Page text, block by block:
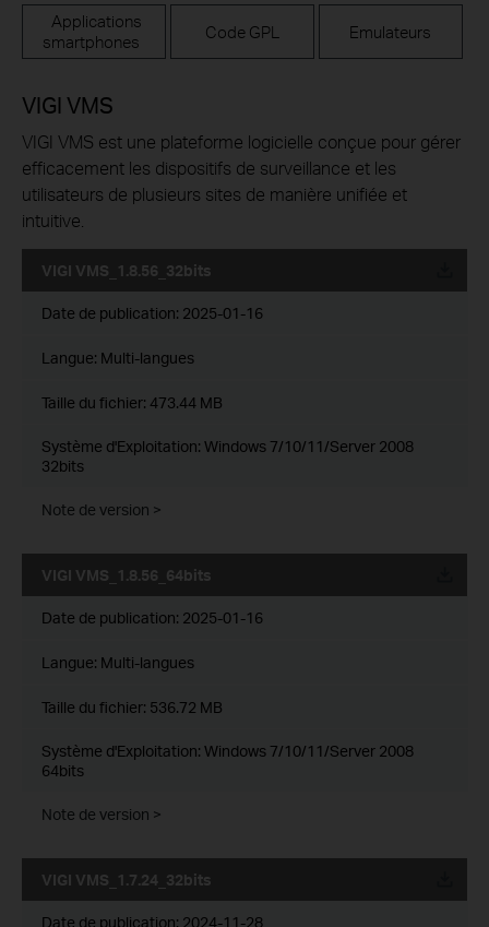
Applications
smartphones
Code GPL Emulateurs
VIGI VMS
VIGI VMS est une plateforme logicielle conçue pour gérer
efficacement les dispositifs de surveillance et les
utilisateurs de plusieurs sites de manière unifiée et
intuitive.
VIGI VMS_1.8.56_32bits
Date de publication: 2025-01-16
Langue: Multi-langues
Taille du fichier: 473.44 MB
Système d'Exploitation: Windows 7/10/11/Server 2008
32bits
Note de version >
VIGI VMS_1.8.56_64bits
Date de publication: 2025-01-16
Langue: Multi-langues
Taille du fichier: 536.72 MB
Système d'Exploitation: Windows 7/10/11/Server 2008
64bits
Note de version >
VIGI VMS_1.7.24_32bits
Date de publication: 2024-11-28